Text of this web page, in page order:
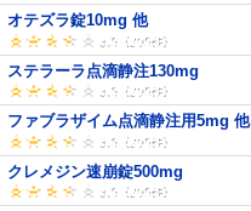
オテズラ錠10mg 他
ステラーラ点滴静注130mg
ファブラザイム点滴静注用5mg 他
クレメジン速崩錠500mg